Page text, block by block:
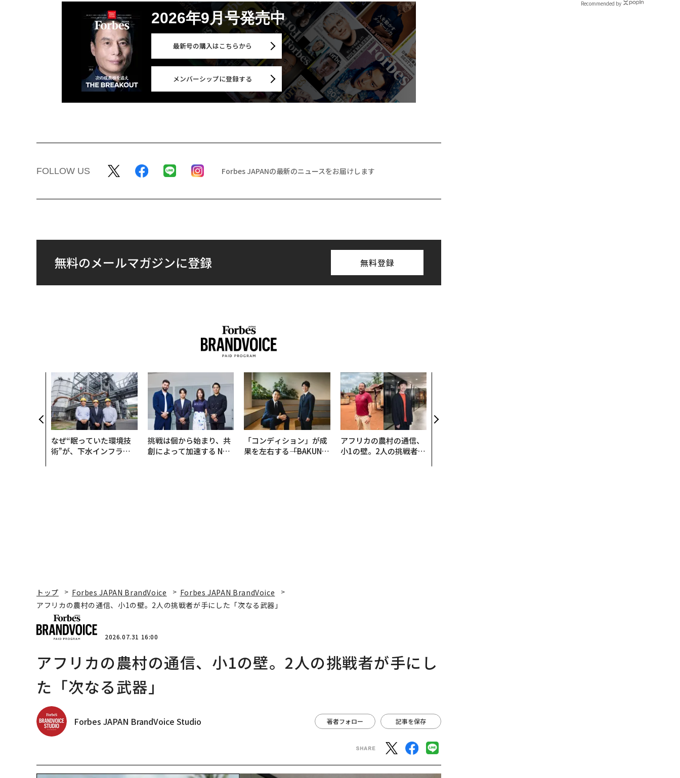
2026年9月号発売中
最新号の購入はこちらから
メンバーシップに登録する
FOLLOW US Forbes JAPANの最新のニュースをお届けします
無料のメールマガジンに登録 無料登録
なぜ“眠っていた環境技
術”が、下水インフラを
挑戦は個から始まり、共
創によって加速する NOR
「コンディション」が成
果を左右する――「BAKUN
アフリカの農村の通信、
小1の壁。2人の挑戦者が
Recommended by
トップ Forbes JAPAN BrandVoice
Forbes JAPAN BrandVoice
アフリカの農村の通信、小1の壁。2人の挑戦者が手にした「次なる武器」
2026.07.31 16:00
アフリカの農村の通信、小1の壁。2人の挑戦者が手にし
た「次なる武器」
Forbes JAPAN BrandVoice Studio 著者フォロー 記事を保存